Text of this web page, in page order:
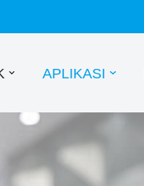
APLIKASI